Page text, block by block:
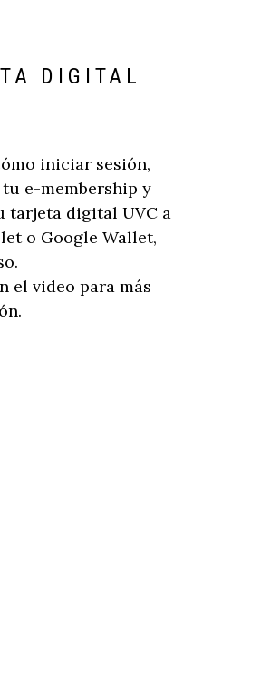
DIGITAL
iniciar sesión,
e-membership y
tarjeta digital UVC a
o Google Wallet,
el video para más